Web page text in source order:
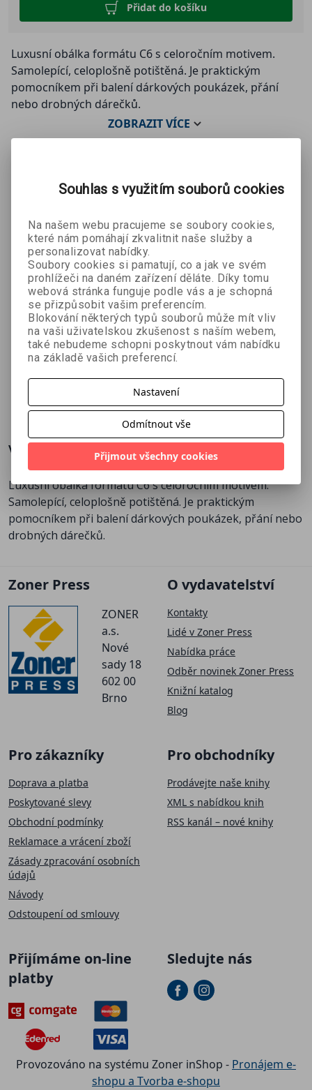
Přidat do košíku
Luxusní obálka formátu C6 s celoročním motivem.
Samolepící, celoplošně potištěná. Je praktickým
pomocníkem při balení dárkových poukázek, přání
nebo drobných dárečků.
ZOBRAZITVÍCE
Mohlo by se Vám líbit:
Obálka C6
barevná -
žluté
barevné
Obálka C6
barevná -
oranžová
pruhovaná
kolečka
12 Kč 13 Kč
Obálka C6
barevná -
puntíky
Více o knize
Luxusní obálka formátu C6 s celoročním motivem.
Samolepící, celoplošně potištěná. Je praktickým
pomocníkem při balení dárkových poukázek, přání nebo
drobných dárečků.
Zoner Press
ZONER
a.s.
Nové
sady 18
602 00
Brno
O vydavatelství
Kontakty
Lidé v Zoner Press
Nabídka práce
Odběr novinek Zoner Press
Knižní katalog
Blog
Pro zákazníky
Doprava a platba
Poskytované slevy
Obchodní podmínky
Reklamace a vrácení zboží
Zásady zpracování osobních
údajů
Návody
Odstoupení od smlouvy
Pro obchodníky
Prodávejte naše knihy
XML s nabídkou knih
RSS kanál – nové knihy
Přijímáme on-line
platby
Sledujte nás
Provozováno na systému Zoner inShop - Pronájem e-
shopu a Tvorba e-shopu
Souhlas s využitím souborů cookies
Na našem webu pracujeme se soubory cookies,
které nám pomáhají zkvalitnit naše služby a
personalizovat nabídky.
Soubory cookies si pamatují, co a jak ve svém
prohlížeči na daném zařízení děláte. Díky tomu
webová stránka funguje podle vás a je schopná
se přizpůsobit vašim preferencím.
Blokování některých typů souborů může mít vliv
na vaši uživatelskou zkušenost s naším webem,
také nebudeme schopni poskytnout vám nabídku
na základě vašich preferencí.
Nastavení
Odmítnout vše
Přijmout všechny cookies